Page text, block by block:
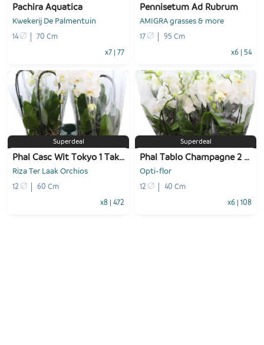
Pachira Aquatica
Kwekerij De Palmentuin
14 70 Cm
x7 77
- + Voeg toe
Pennisetum Ad Rubrum
AMIGRA grasses & more
17 95 Cm
x6 54
- 1 + Voeg toe
Superdeal
Phal Casc Wit Tokyo 1 Tak Big Flower
Riza Ter Laak Orchios
12 60 Cm
x8 472
Superdeal
Phal Tablo Champagne 2 Tak (bo)
Opti-flor
12 40 Cm
x6 108